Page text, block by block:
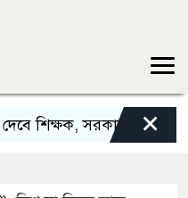
সরকারের সিদ্ধান্ত ‘চূড়ান্ত’
×